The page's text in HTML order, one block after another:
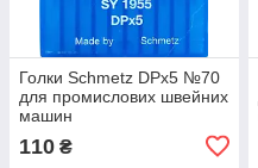
Голки Schmetz DPx5 №70
для промислових швейних
машин
110 ₴